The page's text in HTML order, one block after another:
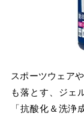
スポーツウェア
も落とす、ジェ
「抗酸化＆洗